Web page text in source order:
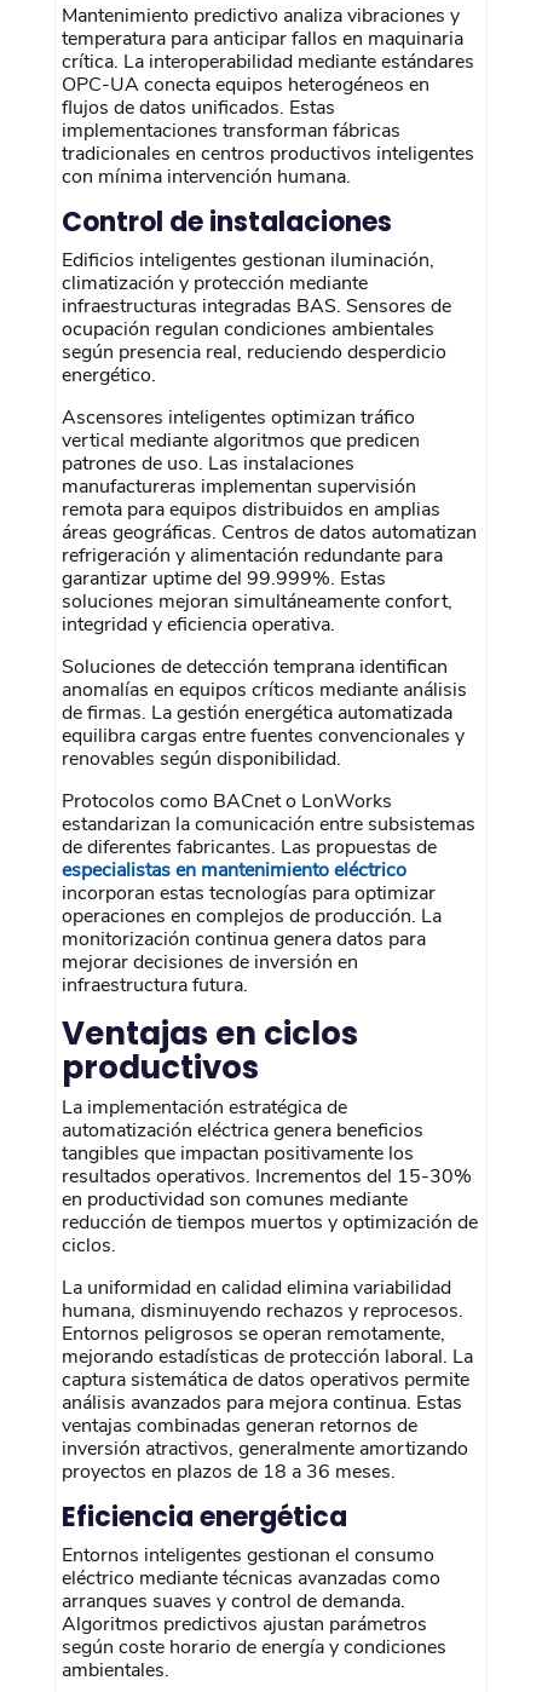
Mantenimiento predictivo analiza vibraciones y
temperatura para anticipar fallos en maquinaria
crítica. La interoperabilidad mediante estándares
OPC-UA conecta equipos heterogéneos en
flujos de datos unificados. Estas
implementaciones transforman fábricas
tradicionales en centros productivos inteligentes
con mínima intervención humana.
Control de instalaciones
Edificios inteligentes gestionan iluminación,
climatización y protección mediante
infraestructuras integradas BAS. Sensores de
ocupación regulan condiciones ambientales
según presencia real, reduciendo desperdicio
energético.
Ascensores inteligentes optimizan tráfico
vertical mediante algoritmos que predicen
patrones de uso. Las instalaciones
manufactureras implementan supervisión
remota para equipos distribuidos en amplias
áreas geográficas. Centros de datos automatizan
refrigeración y alimentación redundante para
garantizar uptime del 99.999%. Estas
soluciones mejoran simultáneamente confort,
integridad y eficiencia operativa.
Soluciones de detección temprana identifican
anomalías en equipos críticos mediante análisis
de firmas. La gestión energética automatizada
equilibra cargas entre fuentes convencionales y
renovables según disponibilidad.
Protocolos como BACnet o LonWorks
estandarizan la comunicación entre subsistemas
de diferentes fabricantes. Las propuestas de
especialistas en mantenimiento eléctrico
incorporan estas tecnologías para optimizar
operaciones en complejos de producción. La
monitorización continua genera datos para
mejorar decisiones de inversión en
infraestructura futura.
Ventajas en ciclos
productivos
La implementación estratégica de
automatización eléctrica genera beneficios
tangibles que impactan positivamente los
resultados operativos. Incrementos del 15-30%
en productividad son comunes mediante
reducción de tiempos muertos y optimización de
ciclos.
La uniformidad en calidad elimina variabilidad
humana, disminuyendo rechazos y reprocesos.
Entornos peligrosos se operan remotamente,
mejorando estadísticas de protección laboral. La
captura sistemática de datos operativos permite
análisis avanzados para mejora continua. Estas
ventajas combinadas generan retornos de
inversión atractivos, generalmente amortizando
proyectos en plazos de 18 a 36 meses.
Eficiencia energética
Entornos inteligentes gestionan el consumo
eléctrico mediante técnicas avanzadas como
arranques suaves y control de demanda.
Algoritmos predictivos ajustan parámetros
según coste horario de energía y condiciones
ambientales.